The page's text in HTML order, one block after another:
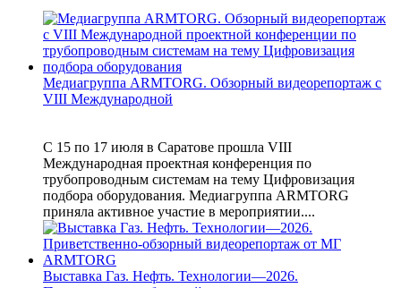
Медиагруппа ARMTORG. Обзорный видеорепортаж с
VIII Международной
С 15 по 17 июля в Саратове прошла VIII
Международная проектная конференция по
трубопроводным системам на тему Цифровизация
подбора оборудования. Медиагруппа ARMTORG
приняла активное участие в мероприятии....
Выставка Газ. Нефть. Технологии—2026.